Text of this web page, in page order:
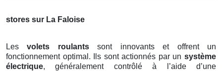
stores sur La Faloise
Lesvolets roulantssont innovants et offrent un
fonctionnement optimal. Ils sont actionnés par un système
électrique, généralement contrôlé à l’aide d’une